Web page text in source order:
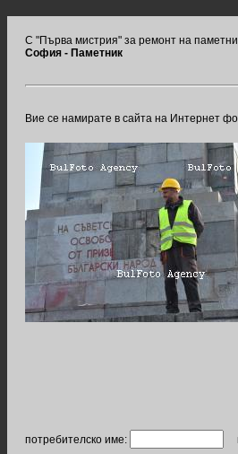
С "Първа мистрия" за ремонт на
София - Паметник
Вие се намирате в сайта на Интернет
потребителско име: